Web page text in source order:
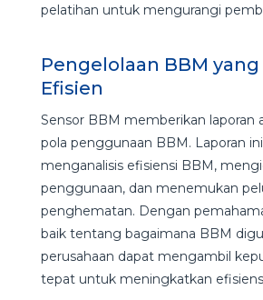
pelatihan untuk mengurangi
Pengelolaan BBM
Efisien
Sensor BBM memberikan laporan
pola penggunaan BBM. Laporan
menganalisis efisiensi BBM,
penggunaan, dan menemukan
penghematan. Dengan
baik tentang bagaimana BBM
perusahaan dapat mengambil
tepat untuk meningkatkan